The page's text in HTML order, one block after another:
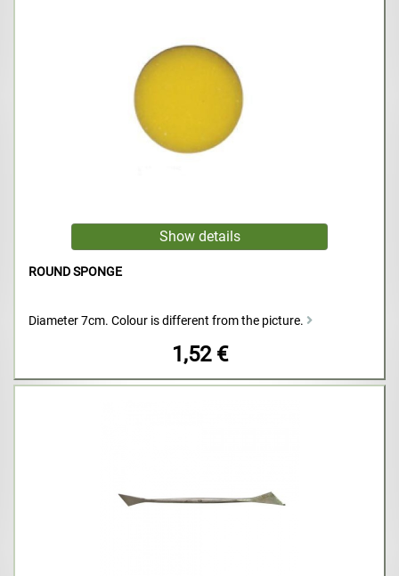
ROUND SPONGE
Diameter 7cm. Colour is different from the picture.
1,52 €